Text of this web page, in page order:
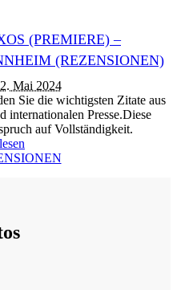
(PREMIERE) –
(REZENSIONEN)
Mai 2024
Sie die wichtigsten Zitate aus
internationalen Presse.Diese
auf Vollständigkeit.